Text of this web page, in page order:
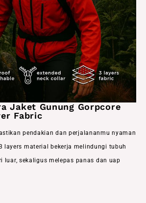
Jaket Gunung Gorpcore
Fabric
pendakian dan perjalananmu nyaman
layers material bekerja melindungi tubuh
luar, sekaligus melepas panas dan uap